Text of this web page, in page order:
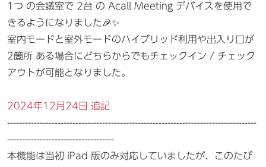
1つ の会議室で 2台 の Acall Meeting デバイスを使用で
きるようになりました🎉✨
室内モードと室外モードのハイブリッド利用や出入り口が
2箇所 ある場合にどちらからでもチェックイン / チェック
アウトが可能となりました。
2024年12月24日 追記
------------------------------------------------------------------------------------
------------------------------------
本機能は当初 iPad 版のみ対応していましたが、このたび